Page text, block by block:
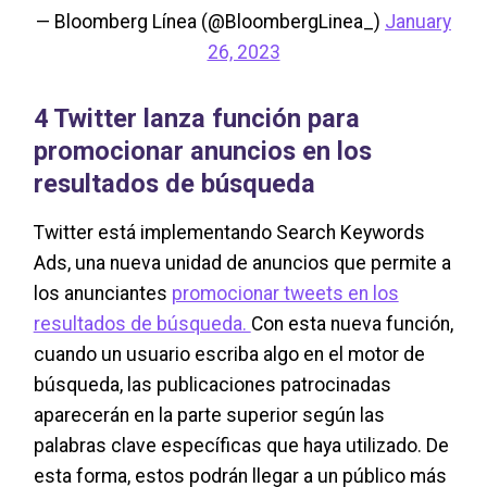
— Bloomberg Línea (@BloombergLinea_) January
26, 2023
4 Twitter lanza función para
promocionar anuncios en los
resultados de búsqueda
Twitter está implementando Search Keywords
Ads, una nueva unidad de anuncios que permite a
los anunciantes promocionar tweets en los
resultados de búsqueda. Con esta nueva función,
cuando un usuario escriba algo en el motor de
búsqueda, las publicaciones patrocinadas
aparecerán en la parte superior según las
palabras clave específicas que haya utilizado. De
esta forma, estos podrán llegar a un público más